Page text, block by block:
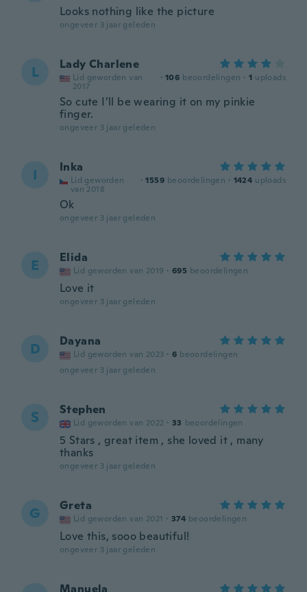
Looks nothing like the picture
ongeveer 3 jaar geleden
L Lady Charlene
Lid geworden van
2017
· 106 beoordelingen · 1 uploads
So cute I’ll be wearing it on my pinkie
finger.
ongeveer 3 jaar geleden
I Inka
Lid geworden
van 2018
· 1559 beoordelingen · 1424 uploads
Ok
ongeveer 3 jaar geleden
E Elida
Lid geworden van 2019 · 695 beoordelingen
Love it
ongeveer 3 jaar geleden
D Dayana
Lid geworden van 2023 · 6 beoordelingen
ongeveer 3 jaar geleden
S Stephen
Lid geworden van 2022 · 33 beoordelingen
5 Stars , great item , she loved it , many
thanks
ongeveer 3 jaar geleden
G Greta
Lid geworden van 2021 · 374 beoordelingen
Love this, sooo beautiful!
ongeveer 3 jaar geleden
Manuela